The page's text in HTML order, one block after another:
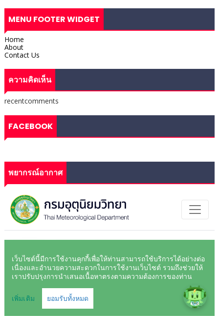
MENU FOOTER WIDGET
Home
About
Contact Us
ความคิดเห็น
recentcomments
FACEBOOK
พยากรณ์อากาศ